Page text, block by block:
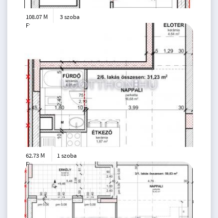
108.07 M
Ft
3 szoba
62.73 M
Ft
31 m
1 szoba
2. emelet